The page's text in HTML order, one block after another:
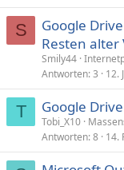
S
Google
Resten
Smily44
Antworten 3 12.
T Google
Tobi_X10
Antworten 8 14.